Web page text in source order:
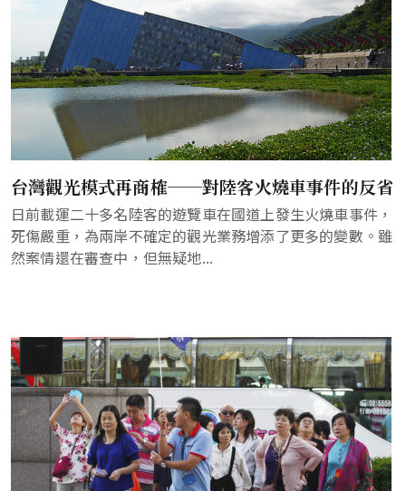
台灣觀光模式再商榷──對陸客火燒車事件的反省
日前載運二十多名陸客的遊覽車在國道上發生火燒車事件，
死傷嚴重，為兩岸不確定的觀光業務增添了更多的變數。雖
然案情還在審查中，但無疑地...